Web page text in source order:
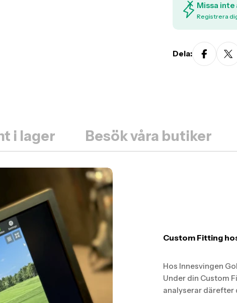
Missa inte
Registrera
Dela:
i lager Besök våra butiker
Custom Fitting
Hos Innesvingen
Under din Custom
analyserar därefter